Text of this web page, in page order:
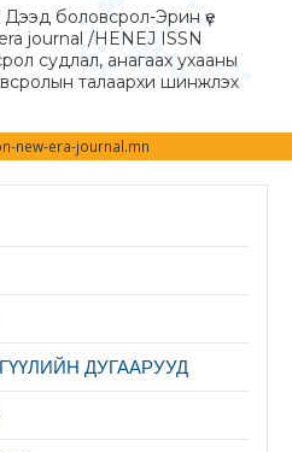
боловсрол-Эрин үе
journal /HENEJ ISSN
судлал, анагаах ухааны
талаархи шинжлэх
new-era-journal.mn
ДУГААРУУД